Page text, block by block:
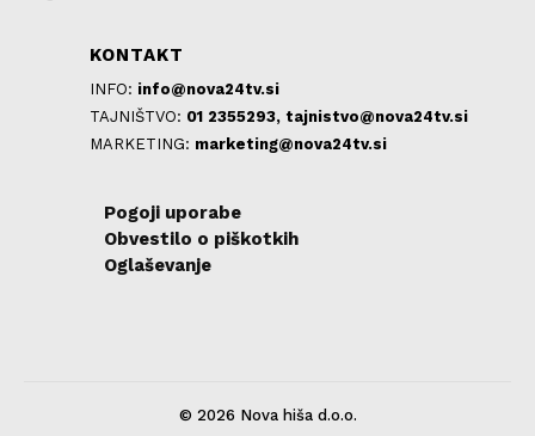
KONTAKT
INFO: info@nova24tv.si
TAJNIŠTVO: 01 2355293, tajnistvo@nova24tv.si
MARKETING: marketing@nova24tv.si
Pogoji uporabe
Obvestilo o piškotkih
Oglaševanje
© 2026 Nova hiša d.o.o.